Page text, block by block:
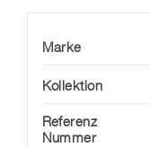
Marke
Kollektion
Referenz
Nummer